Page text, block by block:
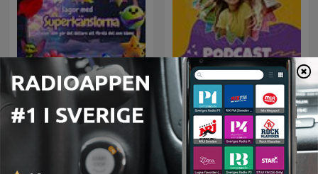
Sagor med
Barn upptäcker Bibeln